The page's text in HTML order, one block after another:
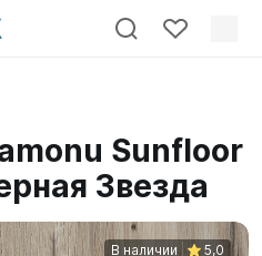
Sunfloor
Звезда
В наличии 5,0